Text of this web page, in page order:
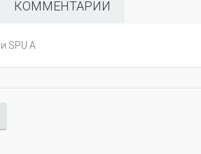
КОММЕНТАРИИ
SPU A